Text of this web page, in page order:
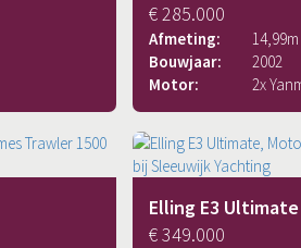
€ 285.000
Afmeting: 14,99
Bouwjaar:
2002
Motor:
2x
Elling E3 Ultimate
€ 349.000